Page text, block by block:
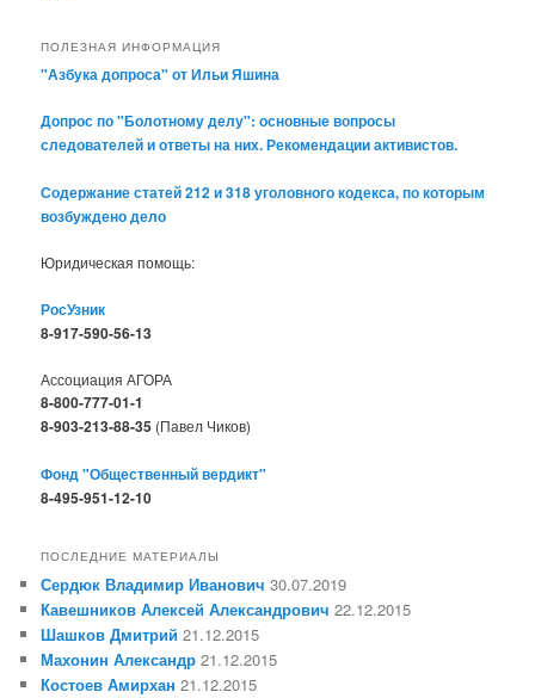
ПОЛЕЗНАЯ ИНФОРМАЦИЯ
"Азбука допроса" от Ильи Яшина
Допрос по "Болотному делу": основные вопросы
следователей и ответы на них. Рекомендации активистов.
Содержание статей 212 и 318 уголовного кодекса, по которым
возбуждено дело
Юридическая помощь:
РосУзник
8-917-590-56-13
Ассоциация АГОРА
8-800-777-01-1
8-903-213-88-35 (Павел Чиков)
Фонд "Общественный вердикт"
8-495-951-12-10
ПОСЛЕДНИЕ МАТЕРИАЛЫ
Сердюк Владимир Иванович 30.07.2019
Кавешников Алексей Александрович 22.12.2015
Шашков Дмитрий 21.12.2015
Махонин Александр 21.12.2015
Костоев Амирхан 21.12.2015